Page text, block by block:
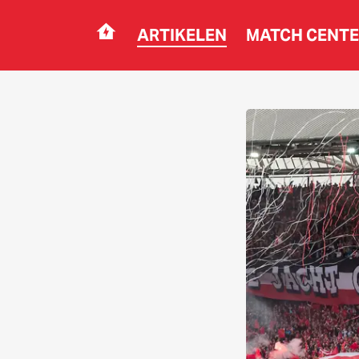
Navigation ARTIKELEN MATCH